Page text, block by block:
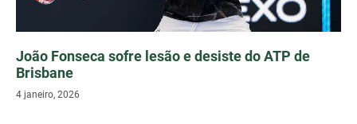
João Fonseca sofre lesão e desiste do ATP de
Brisbane
4 janeiro, 2026